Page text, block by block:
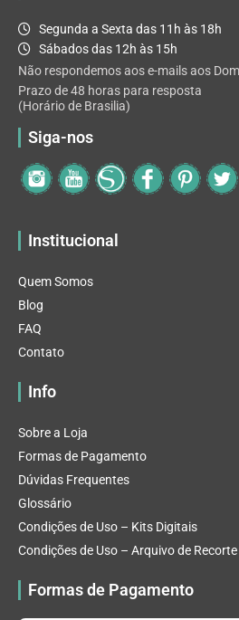
Segunda a Sexta das 11h às 18h
Sábados das 12h às 15h
Não respondemos aos e-mails aos
Prazo de 48 horas para resposta
(Horário de Brasilia)
Siga-nos
Institucional
Quem Somos
Blog
FAQ
Contato
Info
Sobre a Loja
Formas de Pagamento
Dúvidas Frequentes
Glossário
Condições de Uso – Kits Digitais
Condições de Uso – Arquivo de Recorte
Formas de Pagamento